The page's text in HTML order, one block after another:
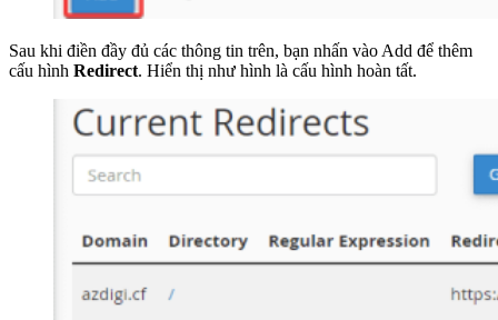
Sau khi điền đầy đủ các thông tin trên, bạn nhấn vào Add để thêm
cấu hình Redirect. Hiển thị như hình là cấu hình hoàn tất.